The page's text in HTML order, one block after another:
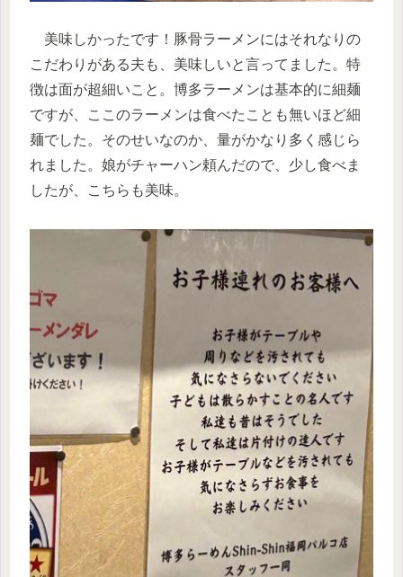
美味しかったです！豚骨ラーメンにはそれなりの
こだわりがある夫も、美味しいと言ってました。特
徴は面が超細いこと。博多ラーメンは基本的に細麺
ですが、ここのラーメンは食べたことも無いほど細
麺でした。そのせいなのか、量がかなり多く感じら
れました。娘がチャーハン頼んだので、少し食べま
したが、こちらも美味。